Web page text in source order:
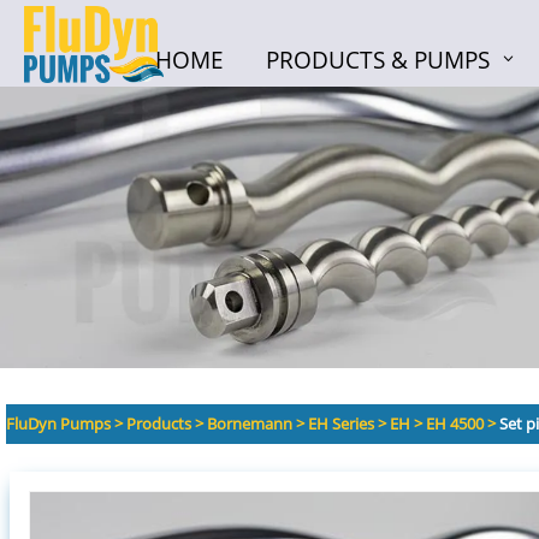
HOME PRODUCTS & PUMPS
HOME PRODUCTS & PUMPS
FluDyn Pumps>Products>Bornemann>EH Series>EH >EH 4500>Set